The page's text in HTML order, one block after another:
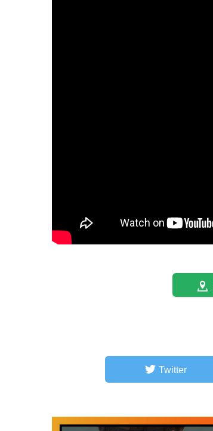
Twitter